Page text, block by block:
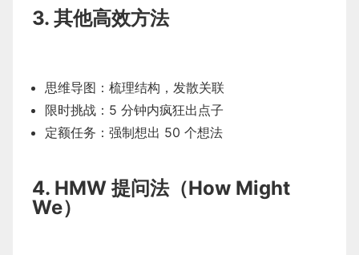
3. 其他高效方法
思维导图：梳理结构，发散关联
限时挑战：5 分钟内疯狂出点子
定额任务：强制想出 50 个想法
4. HMW 提问法（How Might
We）